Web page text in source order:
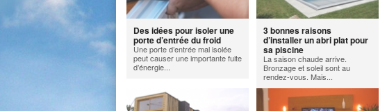
Des idées pour isoler une
porte d’entrée du froid
Une porte d’entrée mal isolée
peut causer une importante fuite
d’énergie...
3 bonnes raisons
d’installer un abri plat pour
sa piscine
La saison chaude arrive.
Bronzage et soleil sont au
rendez-vous. Mais...